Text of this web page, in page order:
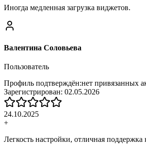
Иногда медленная загрузка виджетов.
Валентина Соловьева
Пользователь
Профиль подтверждён:нет привязанных
Зарегистрирован: 02.05.2026
24.10.2025
+
Легкость настройки, отличная поддержка